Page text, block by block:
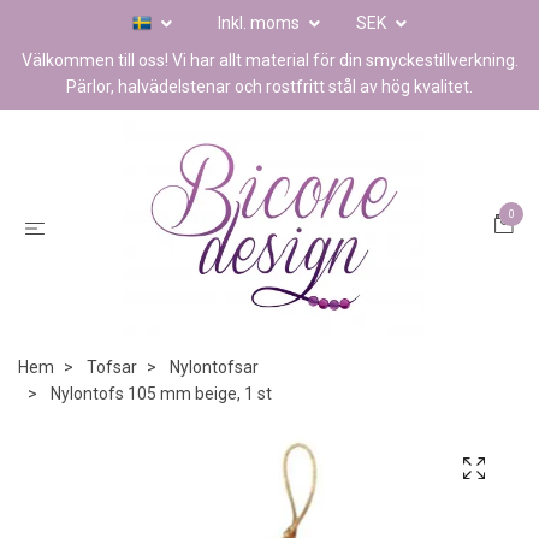
Inkl. moms
SEK
Välkommen till oss! Vi har allt material för din smyckestillverkning.
Pärlor, halvädelstenar och rostfritt stål av hög kvalitet.
0
Hem Tofsar
Nylontofsar
Nylontofs 105 mm beige, 1 st